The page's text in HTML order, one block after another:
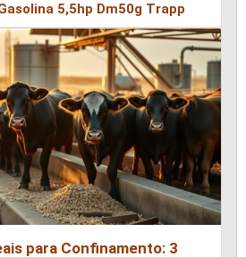
5,5hp Dm50g Trapp
para Confinamento: 3